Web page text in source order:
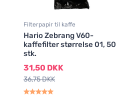
Filterpapir til kaffe
Hario Zebrang V60-
kaffefilter størrelse 01, 50
stk.
31,50 DKK
36,75 DKK